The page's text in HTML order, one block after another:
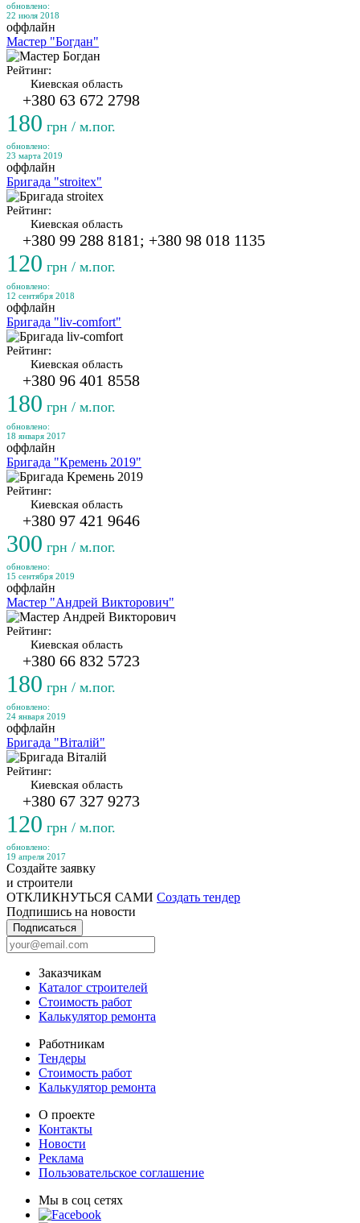
обновлено:
22 июля 2018
оффлайн
Мастер "Богдан"
Рейтинг:
Киевская область
+380 63 672 2798
180 грн / м.пог.
обновлено:
23 марта 2019
оффлайн
Бригада "stroitex"
Рейтинг:
Киевская область
+380 99 288 8181; +380 98 018 1135
120 грн / м.пог.
обновлено:
12 сентября 2018
оффлайн
Бригада "liv-comfort"
Рейтинг:
Киевская область
+380 96 401 8558
180 грн / м.пог.
обновлено:
18 января 2017
оффлайн
Бригада "Кремень 2019"
Рейтинг:
Киевская область
+380 97 421 9646
300 грн / м.пог.
обновлено:
15 сентября 2019
оффлайн
Мастер "Андрей Викторович"
Рейтинг:
Киевская область
+380 66 832 5723
180 грн / м.пог.
обновлено:
24 января 2019
оффлайн
Бригада "Віталій"
Рейтинг:
Киевская область
+380 67 327 9273
120 грн / м.пог.
обновлено:
19 апреля 2017
Создайте заявку
и строители
ОТКЛИКНУТЬСЯ САМИ Создать тендер
Подпишись на новости
Подписаться
Заказчикам
Каталог строителей
Стоимость работ
Калькулятор ремонта
Работникам
Тендеры
Стоимость работ
Калькулятор ремонта
О проекте
Контакты
Новости
Реклама
Пользовательское соглашение
Мы в соц сетях